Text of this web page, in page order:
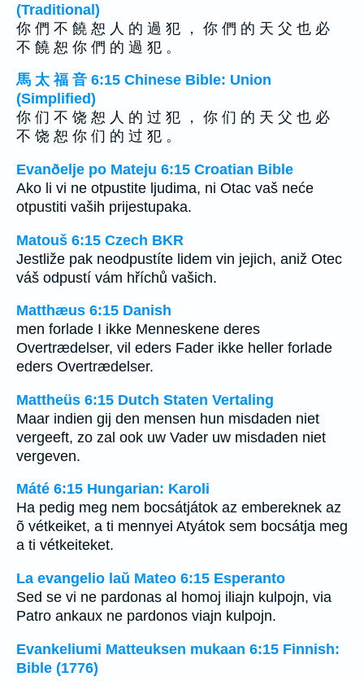
(Traditional)
你 們 不 饒 恕 人 的 過 犯 ， 你 們 的 天 父 也 必
不 饒 恕 你 們 的 過 犯 。
馬 太 福 音 6:15 Chinese Bible: Union
(Simplified)
你 们 不 饶 恕 人 的 过 犯 ， 你 们 的 天 父 也 必
不 饶 恕 你 们 的 过 犯 。
Evanðelje po Mateju 6:15 Croatian Bible
Ako li vi ne otpustite ljudima, ni Otac vaš neće
otpustiti vaših prijestupaka.
Matouš 6:15 Czech BKR
Jestliže pak neodpustíte lidem vin jejich, aniž Otec
váš odpustí vám hříchů vašich.
Matthæus 6:15 Danish
men forlade I ikke Menneskene deres
Overtrædelser, vil eders Fader ikke heller forlade
eders Overtrædelser.
Mattheüs 6:15 Dutch Staten Vertaling
Maar indien gij den mensen hun misdaden niet
vergeeft, zo zal ook uw Vader uw misdaden niet
vergeven.
Máté 6:15 Hungarian: Karoli
Ha pedig meg nem bocsátjátok az embereknek az
õ vétkeiket, a ti mennyei Atyátok sem bocsátja meg
a ti vétkeiteket.
La evangelio laŭ Mateo 6:15 Esperanto
Sed se vi ne pardonas al homoj iliajn kulpojn, via
Patro ankaux ne pardonos viajn kulpojn.
Evankeliumi Matteuksen mukaan 6:15 Finnish:
Bible (1776)